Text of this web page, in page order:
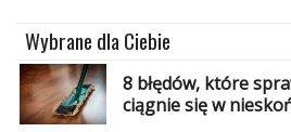
Wybrane dla Ciebie
8 błędów, które
ciągnie się w